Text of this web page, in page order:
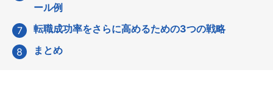
ール例
転職成功率をさらに高めるための3つの戦略
まとめ